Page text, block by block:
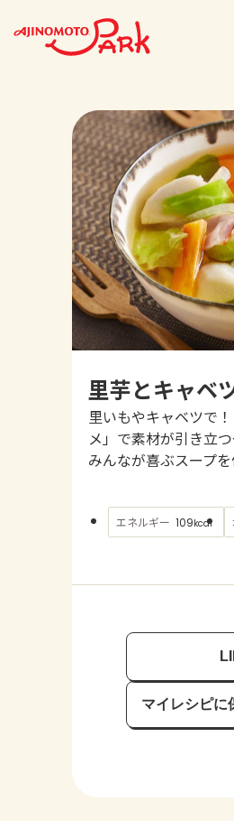
里芋とキャベ
里いもやキャベツで
メ」で素材が引き立
みんなが喜ぶスープ
エネルギー 109kcal
マイレシピに
保存済み